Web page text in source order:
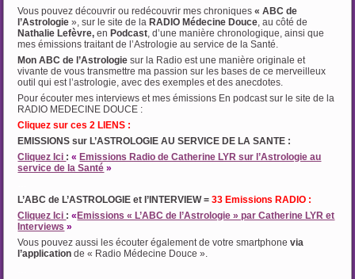
Vous pouvez découvrir ou redécouvrir mes chroniques« ABC de
l’Astrologie », sur le site de la RADIO Médecine Douce, au côté de
Nathalie Lefèvre,en Podcast, d’une manière chronologique, ainsi que
mes émissions traitant de l’Astrologie au service de la Santé.
Mon ABC de l’Astrologie sur la Radio est une manière originale et
vivante de vous transmettre ma passion sur les bases de ce merveilleux
outil qui est l’astrologie, avec des exemples et des anecdotes.
Pour écouter mes interviews et mes émissions En podcast sur le site de la
RADIO MEDECINE DOUCE :
Cliquez sur ces 2 LIENS :
EMISSIONS sur L’ASTROLOGIE AU SERVICE DE LA SANTE :
Cliquez Ici :« Emissions Radio de Catherine LYR sur l’Astrologie au
service de la Santé »
L’ABC de L’ASTROLOGIE et I’INTERVIEW =33 Emissions RADIO :
Cliquez Ici :« Emissions « L’ABC de l’Astrologie » par Catherine LYR et
Interviews »
Vous pouvez aussi les écouter également de votre smartphonevia
l’application de « Radio Médecine Douce ».